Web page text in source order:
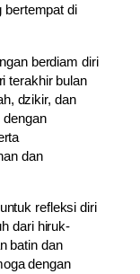
bertempat di
berdiam diri
terakhir bulan
dzikir, dan
dengan
dan
refleksi diri
dari hiruk-
batin dan
dengan